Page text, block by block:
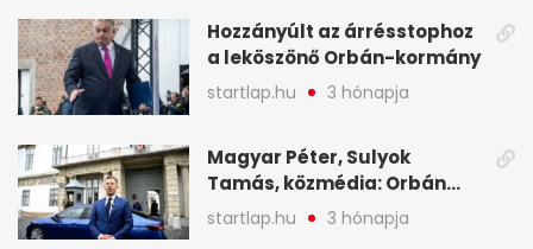
Hozzányúlt az árrésstophoz
a leköszönő Orbán-kormány
startlap.hu 3 hónapja
Magyar Péter, Sulyok
Tamás, közmédia: Orbán
Viktor április 13. óta hallgat,
közben pörögnek az
startlap.hu 3 hónapja